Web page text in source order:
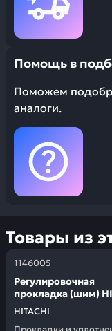
Помощь в
Поможем
аналоги.
Товары из
1146005
HITACHI
Регулировочная
прокладка (шим)
1146005
Заказывая